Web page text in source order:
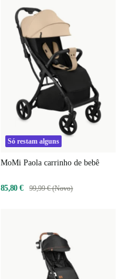
Só restam alguns
MoMi Paola carrinho de bebê
85,80 € 99,99 € (Novo)